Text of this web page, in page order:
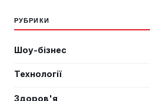
РУБРИКИ
Шоу-бізнес
Технології
Здоров'я